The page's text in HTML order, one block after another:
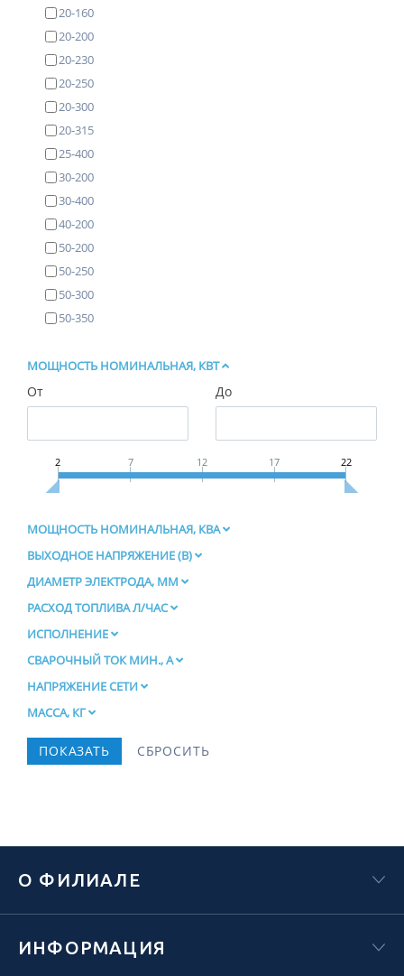
20-160
20-200
20-230
20-250
20-300
20-315
25-400
30-200
30-400
40-200
50-200
50-250
50-300
50-350
МОЩНОСТЬ НОМИНАЛЬНАЯ, КВТ
От До
2 7 12 17 22
МОЩНОСТЬ НОМИНАЛЬНАЯ, КВА
ВЫХОДНОЕ НАПРЯЖЕНИЕ (В)
ДИАМЕТР ЭЛЕКТРОДА, ММ
РАСХОД ТОПЛИВА Л/ЧАС
ИСПОЛНЕНИЕ
СВАРОЧНЫЙ ТОК МИН., А
НАПРЯЖЕНИЕ СЕТИ
МАССА, КГ
О ФИЛИАЛЕ
ИНФОРМАЦИЯ